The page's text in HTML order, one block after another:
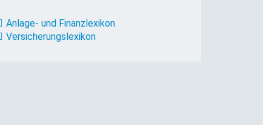
Anlage- und Finanzlexikon
Versicherungslexikon